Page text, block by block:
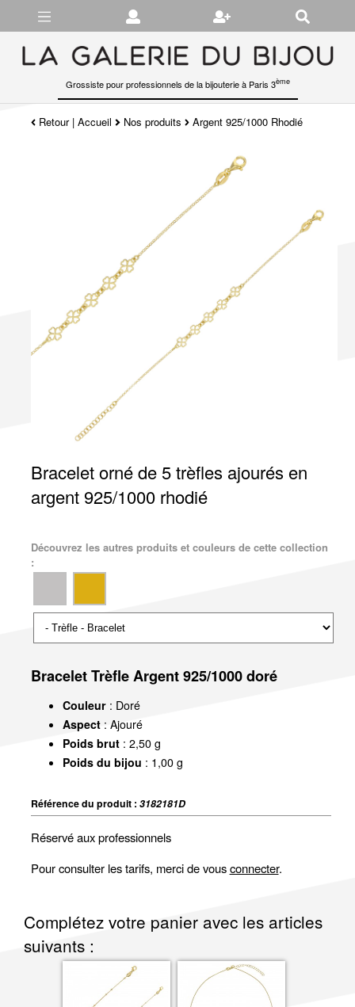
Grossiste pour professionnels de la bijouterie à Paris 3ème
Retour|Accueil Nos produits Argent 925/1000 Rhodié
Bracelet orné de 5 trèfles ajourés en
argent 925/1000 rhodié
Découvrez les autres produits et couleurs de cette collection
:
Bracelet Trèfle Argent 925/1000 doré
Couleur: Doré
Aspect: Ajouré
Poids brut: 2,50 g
Poids du bijou : 1,00 g
Référence du produit : 3182181D
Réservé aux professionnels
Pour consulter les tarifs, merci de vousconnecter.
Complétez votre panier avec les articles
suivants :
Gérer les préférences en matière de cookies